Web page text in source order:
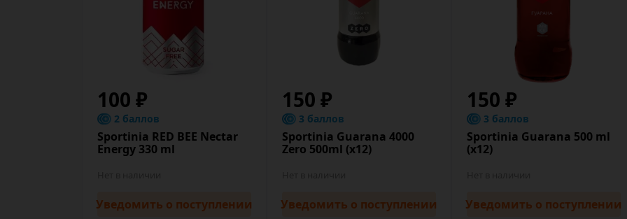
100 ₽
2 баллов
Sportinia RED BEE Nectar
Energy 330 ml
Уведомить о поступлении
150 ₽
3 баллов
Sportinia Guarana 4000
Zero 500ml (х12)
Уведомить о поступлении
150 ₽
3 баллов
Sportinia Guarana 500 ml
(х12)
Уведомить о поступлении